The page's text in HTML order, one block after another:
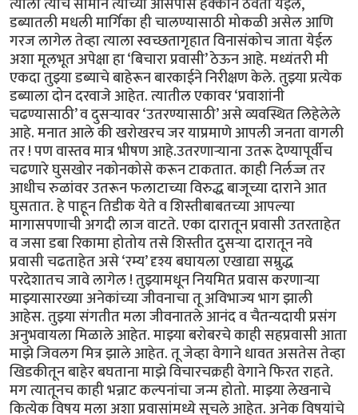
डब्यातली मधली मार्गिका ही चालण्यासाठी मोकळी असेल आणि
गरज लागेल तेव्हा त्याला स्वच्छतागृहात विनासंकोच जाता येईल
अशा मूलभूत अपेक्षा हा ‘बिचारा प्रवासी’ ठेऊन आहे. मध्यंतरी मी
एकदा तुझ्या डब्याचे बाहेरून बारकाईने निरीक्षण केले. तुझ्या प्रत्येक
डब्याला दोन दरवाजे आहेत. त्यातील एकावर ‘प्रवाशांनी
चढण्यासाठी’ व दुसऱ्यावर ‘उतरण्यासाठी’ असे व्यवस्थित लिहेलेले
आहे. मनात आले की खरोखरच जर याप्रमाणे आपली जनता वागली
तर ! पण वास्तव मात्र भीषण आहे.उतरणाऱ्याना उतरू देण्यापूर्वीच
चढणारे घुसखोर नकोनकोसे करून टाकतात. काही निर्लज्ज तर
आधीच रुळांवर उतरून फलाटाच्या विरुद्ध बाजूच्या दाराने आत
घुसतात. हे पाहून तिडीक येते व शिस्तीबाबतच्या आपल्या
मागासपणाची अगदी लाज वाटते. एका दारातून प्रवासी उतरताहेत
व जसा डबा रिकामा होतोय तसे शिस्तीत दुसऱ्या दारातून नवे
प्रवासी चढताहेत असे ‘रम्य’ दृश्य बघायला एखाद्या सम्रुद्ध
परदेशातच जावे लागेल ! तुझ्यामधून नियमित प्रवास करणाऱ्या
माझ्यासारख्या अनेकांच्या जीवनाचा तू अविभाज्य भाग झाली
आहेस. तुझ्या संगतीत मला जीवनातले आनंद व चैतन्यदायी प्रसंग
अनुभवायला मिळाले आहेत. माझ्या बरोबरचे काही सहप्रवासी आता
माझे जिवलग मित्र झाले आहेत. तू जेव्हा वेगाने धावत असतेस तेव्हा
खिडकीतून बाहेर बघताना माझे विचारचक्रही वेगाने फिरत राहते.
मग त्यातूनच काही भन्नाट कल्पनांचा जन्म होतो. माझ्या लेखनाचे
कित्येक विषय मला अशा प्रवासांमध्ये सुचले आहेत. अनेक विषयांचे